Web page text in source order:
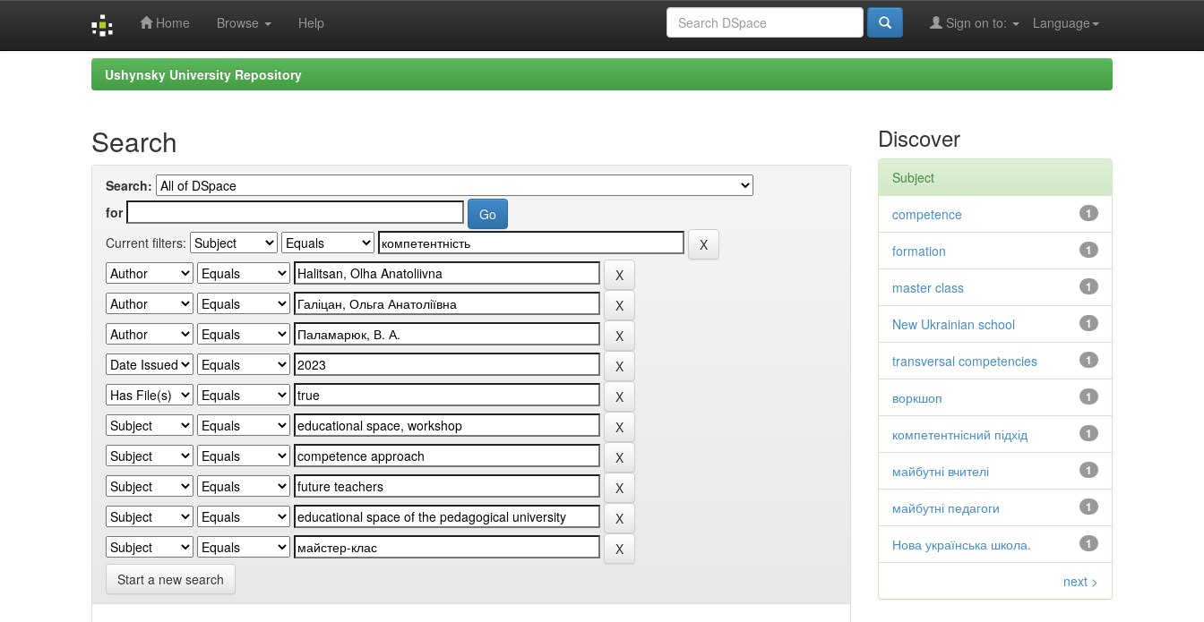
Home Browse Help Language
Sign on to:
Ushynsky University Repository
Search
Search:
for
Current filters:
Start a new search
Discover
Subject
1
competence
1
formation
1
master class
1
New Ukrainian school
1
transversal competencies
1
воркшоп
1
компетентнісний підхід
1
майбутні вчителі
1
майбутні педагоги
1
Нова українська школа.
next >